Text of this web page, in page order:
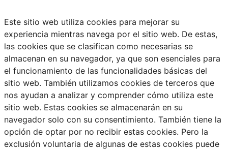
Este sitio web utiliza cookies para mejorar su
experiencia mientras navega por el sitio web. De estas,
las cookies que se clasifican como necesarias se
almacenan en su navegador, ya que son esenciales para
el funcionamiento de las funcionalidades básicas del
sitio web. También utilizamos cookies de terceros que
nos ayudan a analizar y comprender cómo utiliza este
sitio web. Estas cookies se almacenarán en su
navegador solo con su consentimiento. También tiene la
opción de optar por no recibir estas cookies. Pero la
exclusión voluntaria de algunas de estas cookies puede